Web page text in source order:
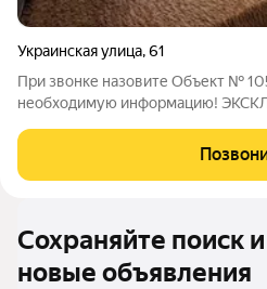
Украинская улица,61
При звонке назовите Объект №
необходимую информацию!
УКАЗАННОМУ В ОБЪЯВЛЕНИИ.
квартира в центре района Квартал!
Сохраняйте поиск
новые объявления